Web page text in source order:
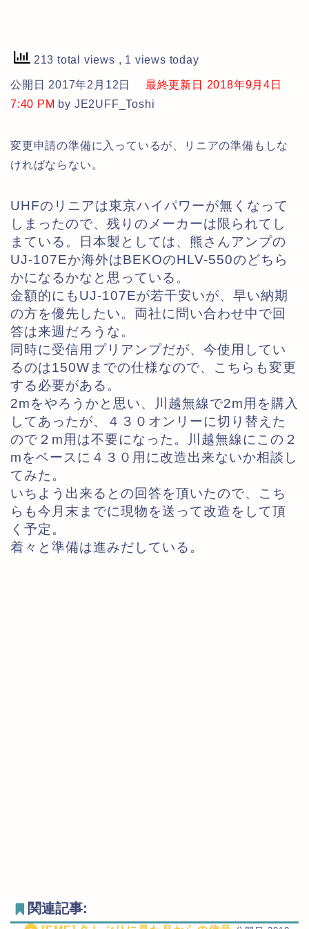
213 total views , 1 views today
公開日 2017年2月12日
最終更新日 2018年9月4日
7:40 PM by JE2UFF_Toshi
変更申請の準備に入っているが、リニアの準備もしな
ければならない。
UHFのリニアは東京ハイパワーが無くなって
しまったので、残りのメーカーは限られてし
まている。日本製としては、熊さんアンプの
UJ-107Eか海外はBEKOのHLV-550のどちら
かになるかなと思っている。
金額的にもUJ-107Eが若干安いが、早い納期
の方を優先したい。両社に問い合わせ中で回
答は来週だろうな。
同時に受信用プリアンプだが、今使用してい
るのは150Wまでの仕様なので、こちらも変更
する必要がある。
2mをやろうかと思い、川越無線で2m用を購入
してあったが、４３０オンリーに切り替えた
ので２m用は不要になった。川越無線にこの２
mをベースに４３０用に改造出来ないか相談し
てみた。
いちよう出来るとの回答を頂いたので、こち
らも今月末までに現物を送って改造をして頂
く予定。
着々と準備は進みだしている。
関連記事: